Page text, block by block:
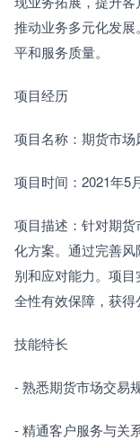
推动业务多元化发
平和服务质量。
项目经历
项目名称：期货市场
项目时间：2021年5
项目描述：针对期
化方案。通过完善
别和应对能力。项
全性有效保障，获得
技能特长
- 熟悉期货市场交易
- 精通客户服务与关